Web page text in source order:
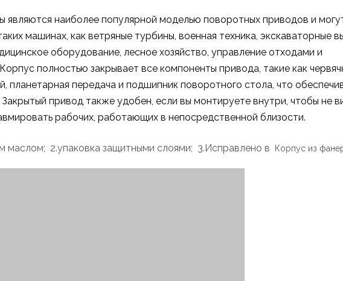
являются наиболее популярной моделью поворотных приводов и
машинах, как ветряные турбины, военная техника, экскаваторные
оборудование, лесное хозяйство, управление отходами и
полностью закрывает все компоненты привода, такие как
планетарная передача и подшипник поворотного стола, что
привод также удобен, если вы монтируете внутри, чтобы не
рабочих, работающих в непосредственной близости.
маслом; 2.упаковка защитными слоями; 3.Исправлено в
Корпус из